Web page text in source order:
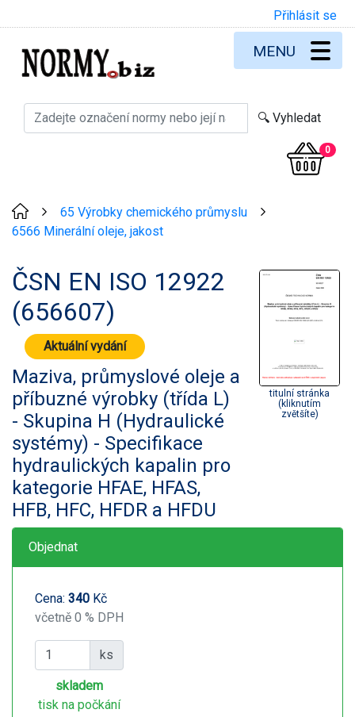
Přihlásit se
0
MENU
65 Výrobky chemického průmyslu
6566 Minerální oleje, jakost
ČSN EN ISO 12922
(656607)
Aktuální vydání
Maziva, průmyslové oleje a
příbuzné výrobky (třída L)
- Skupina H (Hydraulické
systémy) - Specifikace
hydraulických kapalin pro
kategorie HFAE, HFAS,
HFB, HFC, HFDR a HFDU
titulní stránka
(kliknutím
zvětšíte)
Objednat
Cena: 340 Kč
včetně 0 % DPH
ks
skladem
tisk na počkání